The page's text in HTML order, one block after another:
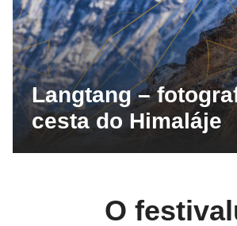
Langtang –
cesta do Himaláje
O